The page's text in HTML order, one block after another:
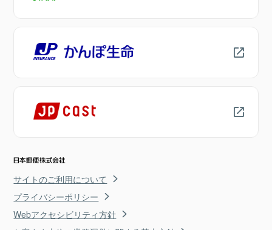
サイトのご利用について
プライバシーポリシー
Webアクセシビリティ方針